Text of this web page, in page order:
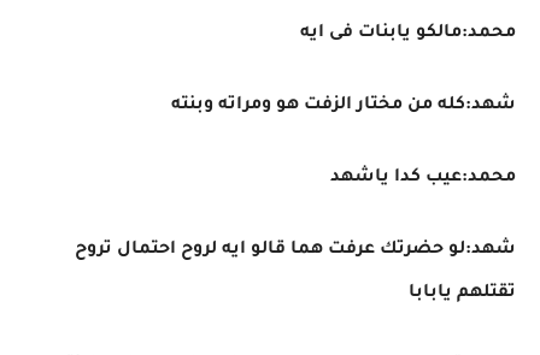
محمد:مالكو يابنات فى ايه
شهد:كله من مختار الزفت هو ومراته وبنته
محمد:عيب كدا ياشهد
شهد:لو حضرتك عرفت هما قالو ايه لروح احتمال تروح
تقتلهم يابابا